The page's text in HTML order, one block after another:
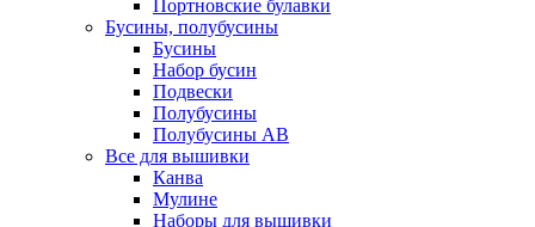
Портновские булавки
Бусины, полубусины
Бусины
Набор бусин
Подвески
Полубусины
Полубусины AB
Все для вышивки
Канва
Мулине
Наборы для вышивки